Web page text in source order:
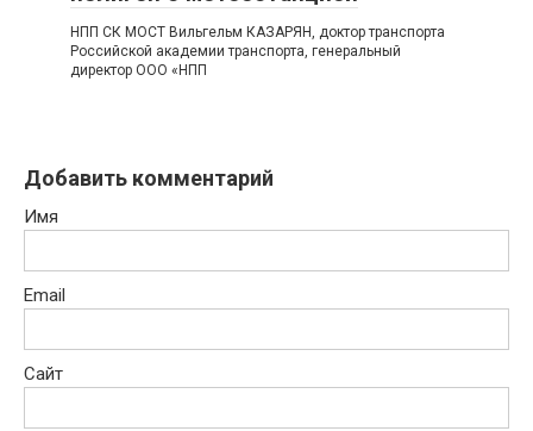
НПП СК МОСТ Вильгельм КАЗАРЯН, доктор транспорта
Российской академии транспорта, генеральный
директор ООО «НПП
Добавить комментарий
Имя
Email
Сайт